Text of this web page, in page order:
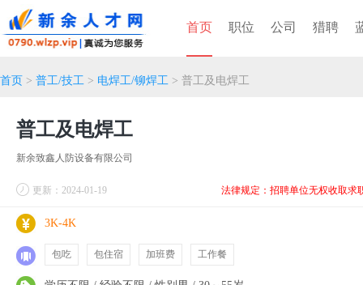
首页 职位 公司 猎聘
首页 > 普工/技工 > 电焊工/铆焊工 > 普工及电焊工
普工及电焊工
新余致鑫人防设备有限公司
更新：2024-01-19 法律规定：招聘单位无权收取求
3K-4K
包吃 包住宿 加班费 工作餐